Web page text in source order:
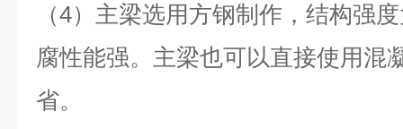
（4）主梁选用方钢制作，结构强
腐性能强。主梁也可以直接使用混
省。